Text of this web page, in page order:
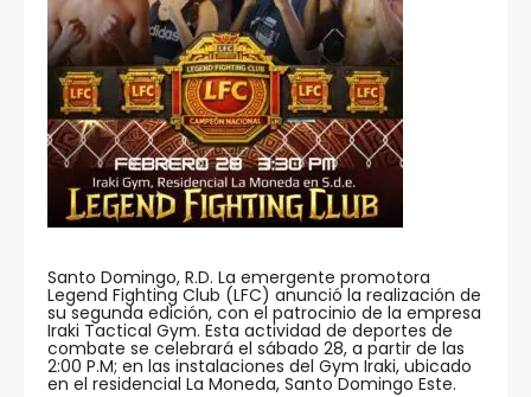
Santo Domingo, R.D. La emergente promotora
Legend Fighting Club (LFC) anunció la realización de
su segunda edición, con el patrocinio de la empresa
Iraki Tactical Gym. Esta actividad de deportes de
combate se celebrará el sábado 28, a partir de las
2:00 P.M; en las instalaciones del Gym Iraki, ubicado
en el residencial La Moneda, Santo Domingo Este.